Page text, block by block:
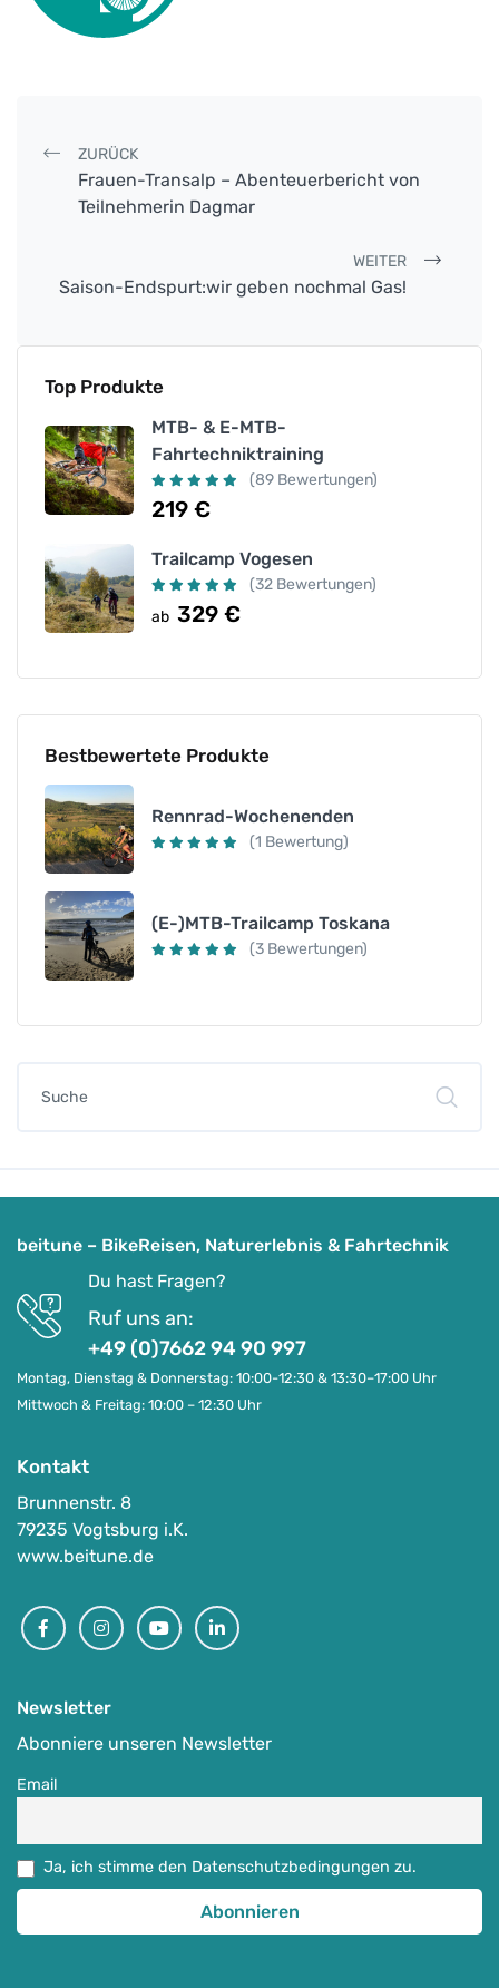
Post navigation
ZURÜCK
Frauen-Transalp – Abenteuerbericht von
Teilnehmerin Dagmar
WEITER
Saison-Endspurt:wir geben nochmal Gas!
Top Produkte
MTB- & E-MTB-
Fahrtechniktraining
(89 Bewertungen)
219 €
Trailcamp Vogesen
(32 Bewertungen)
ab 329 €
Bestbewertete Produkte
Rennrad-Wochenenden
(1 Bewertung)
(E-)MTB-Trailcamp Toskana
(3 Bewertungen)
beitune – BikeReisen, Naturerlebnis & Fahrtechnik
Du hast Fragen?
Ruf uns an:
+49 (0)7662 94 90 997
Montag, Dienstag & Donnerstag: 10:00-12:30 & 13:30–17:00 Uhr
Mittwoch & Freitag: 10:00 – 12:30 Uhr
Kontakt
Brunnenstr. 8
79235 Vogtsburg i.K.
www.beitune.de
FacebookInstagramYoutubeLinkedin
Newsletter
Abonniere unseren Newsletter
Email
Ja, ich stimme den Datenschutzbedingungen zu.